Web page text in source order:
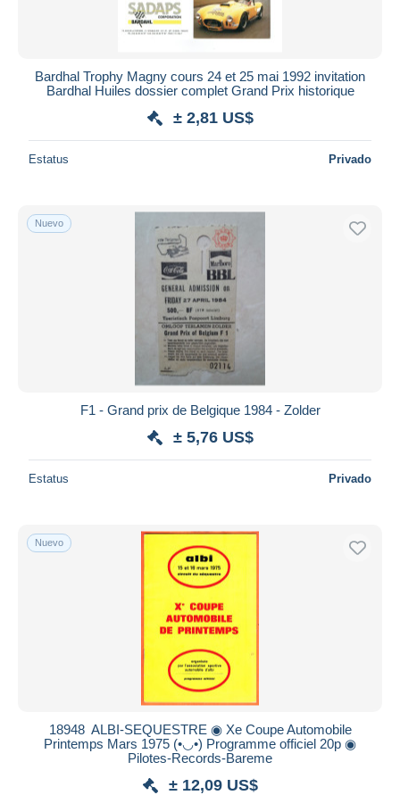
Bardhal Trophy Magny cours 24 et 25 mai 1992 invitation
Bardhal Huiles dossier complet Grand Prix historique
± 2,81 US$
Estatus Privado
Nuevo
F1 - Grand prix de Belgique 1984 - Zolder
± 5,76 US$
Estatus Privado
Nuevo
18948 ️ ALBI-SEQUESTRE ◉ Xe Coupe Automobile
Printemps Mars 1975 (•◡•) Programme officiel 20p ◉
Pilotes-Records-Bareme
± 12,09 US$